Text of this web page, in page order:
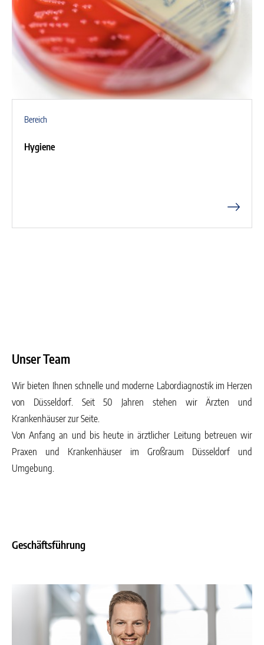
Bereich
Hygiene
Unser Team
Wir bieten Ihnen schnelle und moderne Labordiagnostik im Herzen
von Düsseldorf. Seit 50 Jahren stehen wir Ärzten und
Krankenhäuser zur Seite.
Von Anfang an und bis heute in ärztlicher Leitung betreuen wir
Praxen und Krankenhäuser im Großraum Düsseldorf und
Umgebung.
Geschäftsführung